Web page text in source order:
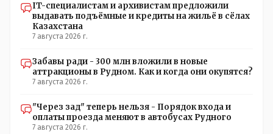
противоречие. Вы считаете иначе?
IT-специалистам и архивистам предложили
выдавать подъёмные и кредиты на жильё в сёлах
Казахстана
7 августа 2026 г.
Забавы ради - 300 млн вложили в новые
аттракционы в Рудном. Как и когда они окупятся?
7 августа 2026 г.
"Через зад" теперь нельзя - Порядок входа и
оплаты проезда меняют в автобусах Рудного
7 августа 2026 г.